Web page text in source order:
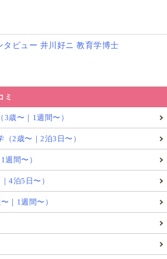
タビュー 井川好ニ 教育学博士
ミ
歳〜｜1週間〜）
2歳〜｜2泊3日〜）
週間〜）
4泊5日〜）
｜1週間〜）